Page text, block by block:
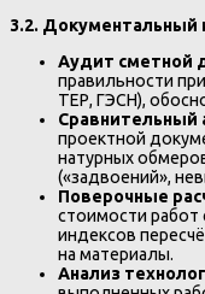
3.2. Документальный
Аудит сметной
правильности
ТЕР, ГЭСН),
Сравнительный
проектной
натурных
(«задвоений»,
Поверочные
стоимости работ
индексов
на материалы.
Анализ